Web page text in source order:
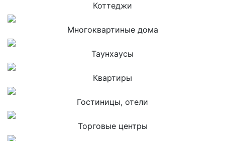
Коттеджи
Многоквартиные дома
Таунхаусы
Квартиры
Гостиницы, отели
Торговые центры